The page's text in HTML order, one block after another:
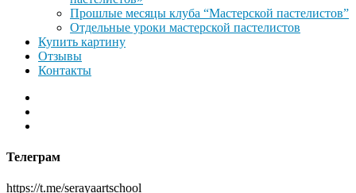
Прошлые месяцы клуба “Мастерской пастелистов”
Отдельные уроки мастерской пастелистов
Купить картину
Отзывы
Контакты
Телеграм
https://t.me/serayaartschool